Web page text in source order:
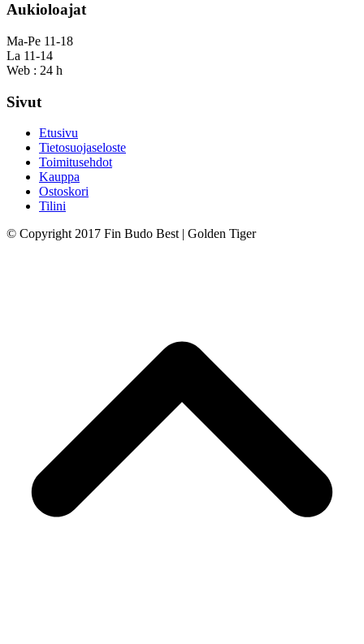
Aukioloajat
Ma-Pe 11-18
La 11-14
Web : 24 h
Sivut
Etusivu
Tietosuojaseloste
Toimitusehdot
Kauppa
Ostoskori
Tilini
© Copyright 2017 Fin Budo Best | Golden Tiger